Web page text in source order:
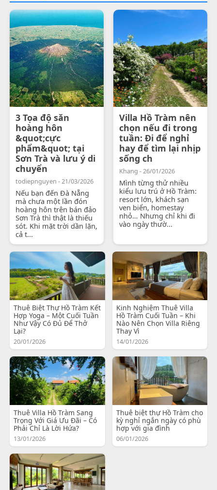
3 Tọa độ săn
hoàng hôn
&quot;cực
phẩm&quot; tại
Sơn Trà và lưu ý di
chuyển
todiepnguyen - 21/03/2026
Nếu bạn đến Đà Nẵng
mà chưa một lần đón
hoàng hôn trên bán đảo
Sơn Trà thì thật là thiếu
sót. Khi mặt trời dần lặn,
cả t...
Villa Hồ Tràm nên
chọn nếu đi trong
tuần: Đi để nghỉ
hay để tìm lại nhịp
sống ch
Khang - 26/01/2026
Mình từng thử nhiều
kiểu lưu trú ở Hồ Tràm:
resort lớn, khách sạn
ven biển, homestay
nhỏ… Nhưng chỉ khi đi
vào ngày thườ...
Thuê Biệt Thự Hồ Tràm Kết
Hợp Yoga – Một Cuối Tuần
Như Vậy Có Đủ Để Thở
Lại?
20/01/2026
Kinh Nghiệm Thuê Villa
Hồ Tràm Cuối Tuần – Khi
Nào Nên Chọn Villa Riêng
Thay Vì
14/01/2026
Thuê Villa Hồ Tràm Sang
Trọng Với Giá Ưu Đãi – Có
Phải Chỉ Là Lời Hứa?
13/01/2026
Thuê biệt thự Hồ Tràm cho
kỳ nghỉ ngắn ngày có phù
hợp với gia đình
06/01/2026